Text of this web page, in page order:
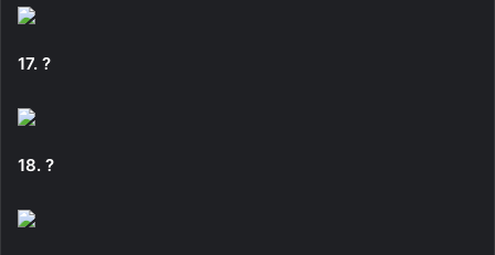
17. ?
18. ?